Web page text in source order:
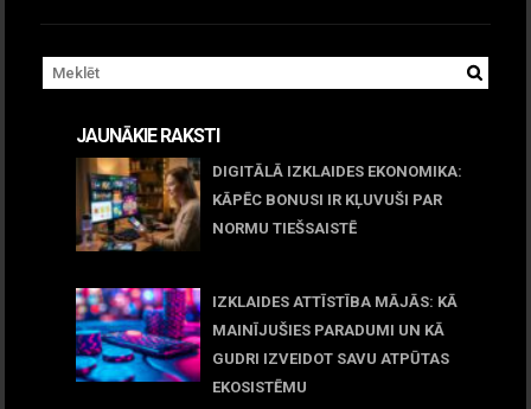
JAUNĀKIE RAKSTI
DIGITĀLĀ IZKLAIDES EKONOMIKA:
KĀPĒC BONUSI IR KĻUVUŠI PAR
NORMU TIEŠSAISTĒ
IZKLAIDES ATTĪSTĪBA MĀJĀS: KĀ
MAINĪJUŠIES PARADUMI UN KĀ
GUDRI IZVEIDOT SAVU ATPŪTAS
EKOSISTĒMU